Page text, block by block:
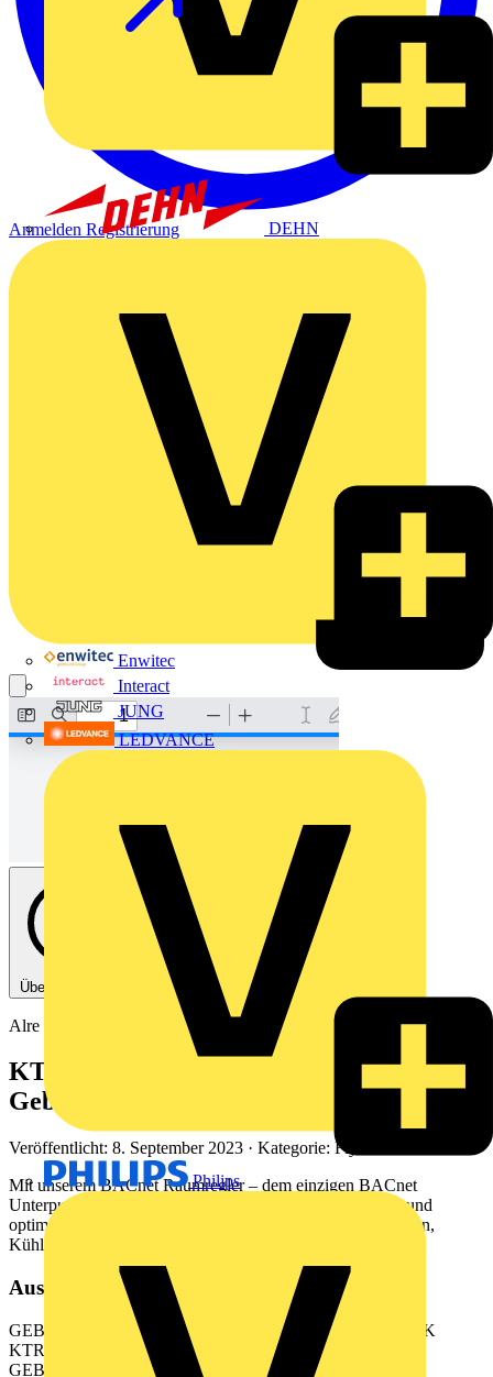
DEHN
Enwitec
Interact
JUNG
LEDVANCE
Philips
Anmelden Registrierung
Über diese PDF
Alre
KTRBUu. Der BACnet
Gebäudeautomatisator.
Veröffentlicht: 8. September 2023 · Kategorie: Flyer
Mit unserem BACnet Raumregler – dem einzigen BACnet
Unterputzregler am Markt – steuern, regeln, überwachen und
optimieren Sie alle zentralen Gebäudefunktionen wie Heizen,
Kühlen oder Belüftung.
Aus diesem Dokument
GEBUDEAUTOMATION REGELTECHNIK SENSORIK
KTRBUu. Der BACnet Gebudeautomatisator. ALRE
GEBUDEAUTOMATION. IMMER PERFEKTES